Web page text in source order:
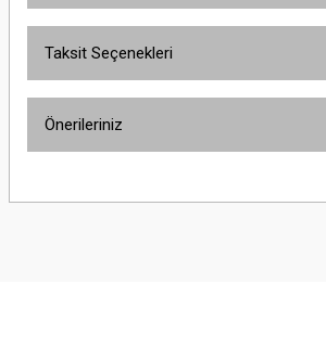
Taksit Seçenekleri
Önerileriniz
yetersiz gördüğünüz noktaları öneri formunu